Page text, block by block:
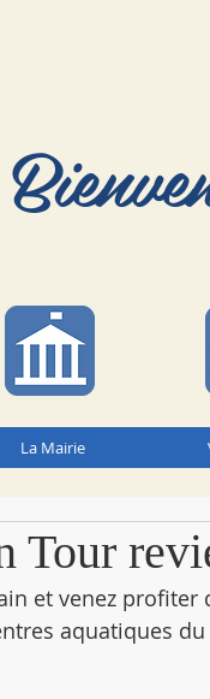
La Mairie
Tour
et venez
aquatiques du